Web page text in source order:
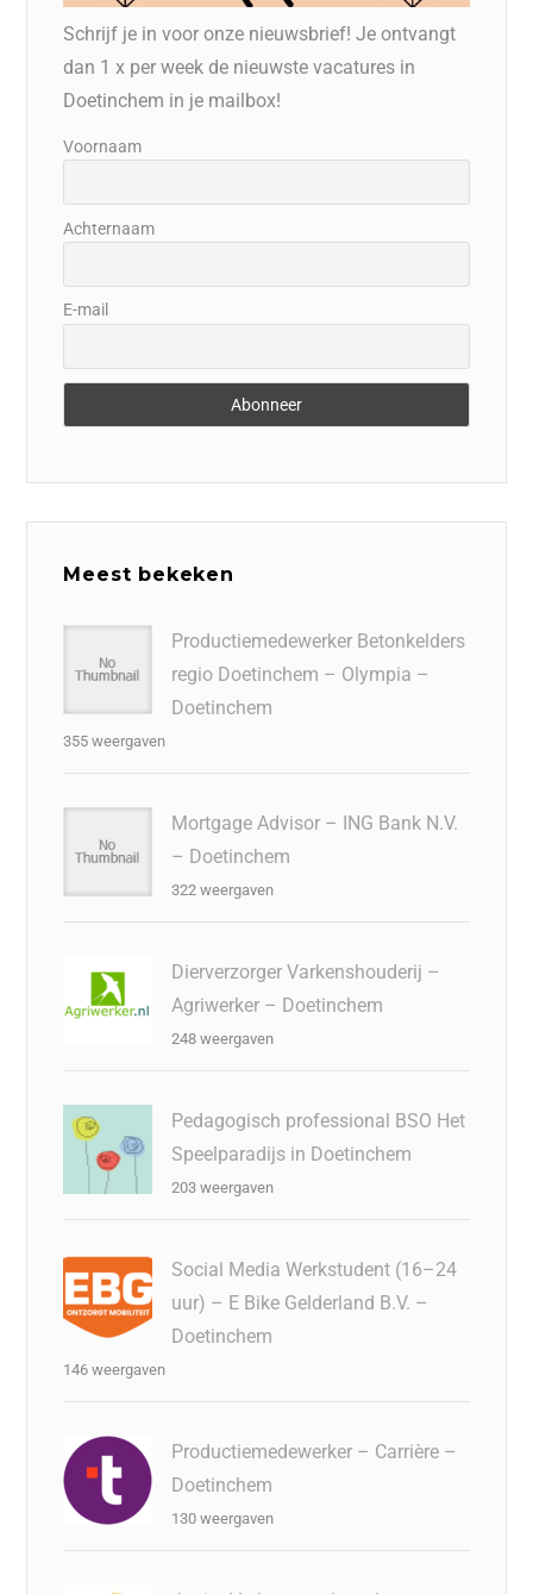
Schrijf je in voor onze nieuwsbrief! Je ontvangt
dan 1 x per week de nieuwste vacatures in
Doetinchem in je mailbox!
Voornaam
Achternaam
E-mail
Meest bekeken
Productiemedewerker Betonkelders
regio Doetinchem – Olympia –
Doetinchem
355 weergaven
Mortgage Advisor – ING Bank N.V.
– Doetinchem
322 weergaven
Dierverzorger Varkenshouderij –
Agriwerker – Doetinchem
248 weergaven
Pedagogisch professional BSO Het
Speelparadijs in Doetinchem
203 weergaven
Social Media Werkstudent (16–24
uur) – E Bike Gelderland B.V. –
Doetinchem
146 weergaven
Productiemedewerker – Carrière –
Doetinchem
130 weergaven